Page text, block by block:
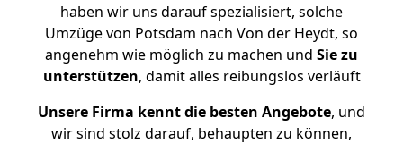
haben wir uns darauf spezialisiert, solche
Umzüge von Potsdam nach Von der Heydt, so
angenehm wie möglich zu machen und Sie zu
unterstützen, damit alles reibungslos verläuft
Unsere Firma kennt die besten Angebote, und
wir sind stolz darauf, behaupten zu können,